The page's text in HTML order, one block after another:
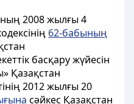
2008 жылғы 4
62-бабының
басқару жүйесін
Қазақстан
2012 жылғы 20
сәйкес Қазақстан